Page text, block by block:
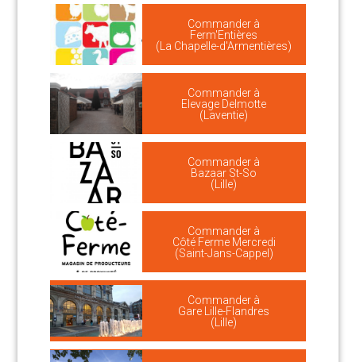
Commander à
Ferm'Entières
(La Chapelle-d'Armentières)
Commander à
Elevage Delmotte
(Laventie)
Commander à
Bazaar St-So
(Lille)
Commander à
Côté Ferme Mercredi
(Saint-Jans-Cappel)
Commander à
Gare Lille-Flandres
(Lille)